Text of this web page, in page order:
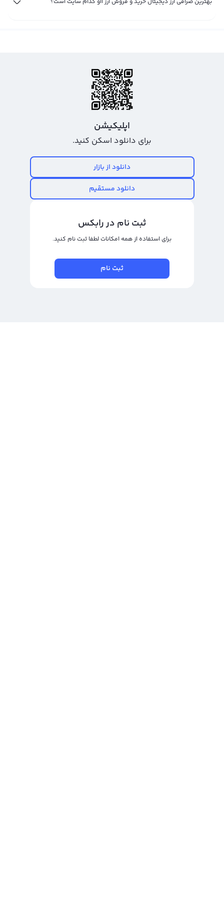
اپلیکیشن
برای دانلود اسکن کنید.
دانلود از بازار
دانلود مستقیم
ثبت نام در رابکس
برای استفاده از همه امکانات لطفا ثبت نام کنید.
ثبت نام